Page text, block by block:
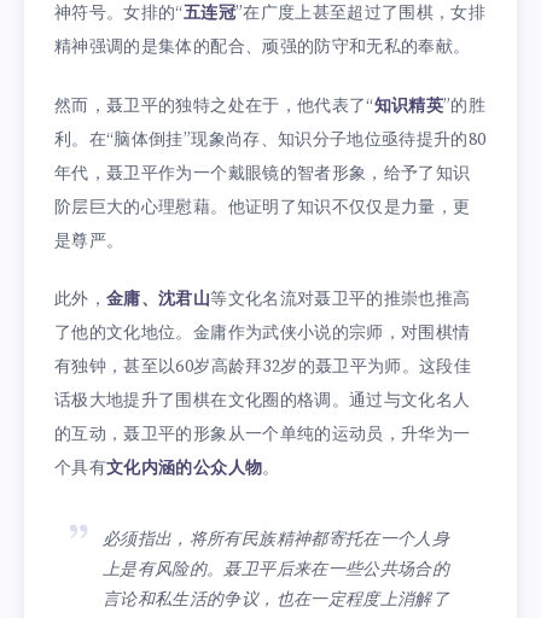
神符号。女排的“五连冠”在广度上甚至超过了围棋，女排
精神强调的是集体的配合、顽强的防守和无私的奉献。
然而，聂卫平的独特之处在于，他代表了“知识精英”的胜
利。在“脑体倒挂”现象尚存、知识分子地位亟待提升的80
年代，聂卫平作为一个戴眼镜的智者形象，给予了知识
阶层巨大的心理慰藉。他证明了知识不仅仅是力量，更
是尊严。
此外，金庸、沈君山等文化名流对聂卫平的推崇也推高
了他的文化地位。金庸作为武侠小说的宗师，对围棋情
有独钟，甚至以60岁高龄拜32岁的聂卫平为师。这段佳
话极大地提升了围棋在文化圈的格调。通过与文化名人
的互动，聂卫平的形象从一个单纯的运动员，升华为一
个具有文化内涵的公众人物。
必须指出，将所有民族精神都寄托在一个人身
上是有风险的。聂卫平后来在一些公共场合的
言论和私生活的争议，也在一定程度上消解了